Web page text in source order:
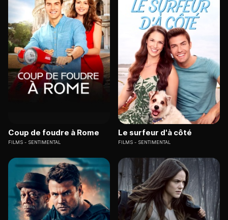
Coup de foudre à Rome
FILMS SENTIMENTAL
Le surfeur d'à côté
FILMS SENTIMENTAL